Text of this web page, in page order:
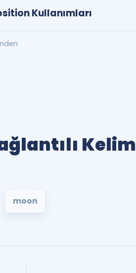
Kullanımları
moon